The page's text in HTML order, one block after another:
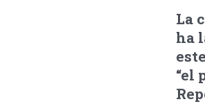
La
ha
“el